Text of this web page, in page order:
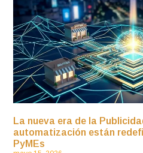
La nueva era de la
automatización están
PyMEs